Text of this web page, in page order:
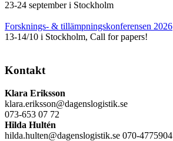
23-24 september i Stockholm
Forsknings- & tillämpningskonferensen 2026
13-14/10 i Stockholm, Call for papers!
Kontakt
Klara Eriksson
klara.eriksson@dagenslogistik.se
073-653 07 72
Hilda Hultén
hilda.hulten@dagenslogistik.se 070-4775904